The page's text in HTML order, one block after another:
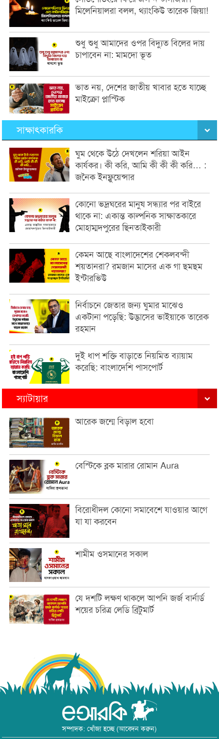
মিলেনিয়ালরা বলল, থ্যাংকিউ তারেক জিয়া!
শুধু শুধু আমাদের ওপর বিদ্যুত বিলের দায়
চাপাবেন না: মামদো ভূত
ভাত নয়, দেশের জাতীয় খাবার হতে যাচ্ছে
মাইক্রো প্লাস্টিক
সাক্ষাৎকারকি
ঘুম থেকে উঠে দেখলেন শরিয়া আইন
কার্যকর। কী করি, আমি কী কী কী করি… :
জনৈক ইনফ্লুয়েন্সার
কোনো ভদ্রঘরের মানুষ সন্ধ্যার পর বাইরে
থাকে না: একান্ত কাল্পনিক সাক্ষাতকারে
মোহাম্মদপুরের ছিনতাইকারী
কেমন আছে বাংলাদেশের শেকলবন্দী
শয়তানরা? রমজান মাসের এক গা ছমছম
ইন্টারভিউ
নির্বাচনে জেতার জন্য ঘুমার মাঝেও
একটানা পড়েছি: উদ্ভাসের ভাইয়াকে তারেক
রহমান
দুই ধাপ শক্তি বাড়াতে নিয়মিত ব্যায়াম
করেছি: বাংলাদেশি পাসপোর্ট
স্যাটায়ার
আরেক জন্মে বিড়াল হবো
বেস্টিকে ব্লক মারার রোমান Aura
বিরোধীদল কোনো সমাবেশে যাওয়ার আগে
যা যা করবেন
শামীম ওসমানের সকাল
যে দশটি লক্ষণ থাকলে আপনি জর্জ বার্নার্ড
শয়ের চরিত্র লেডি ব্রিটুমার্ট
সম্পাদক: খোঁজা হচ্ছে (আবেদন করুন)